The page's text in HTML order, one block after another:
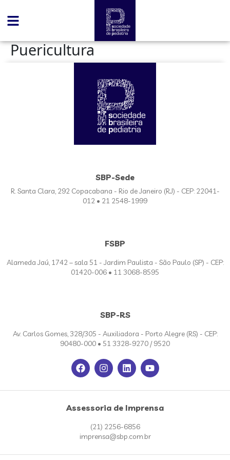
Puericultura
SBP-Sede
R. Santa Clara, 292 Copacabana - Rio de Janeiro (RJ) - CEP: 22041-
012 • 21 2548-1999
FSBP
Alameda Jaú, 1742 – sala 51 - Jardim Paulista - São Paulo (SP) - CEP:
01420-006 • 11 3068-8595
SBP-RS
Av. Carlos Gomes, 328/305 - Auxiliadora - Porto Alegre (RS) - CEP:
90480-000 • 51 3328-9270 / 9520
Assessoria de Imprensa
(21) 2256-6856
imprensa@sbp.com.br